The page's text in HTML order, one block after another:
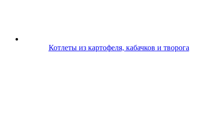
Котлеты из картофеля, кабачков и творога